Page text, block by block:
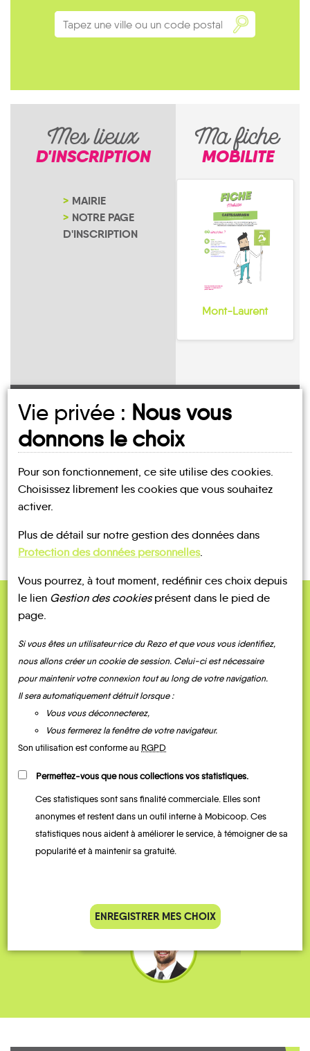
Mes lieux
D'INSCRIPTION
MAIRIE
NOTRE PAGE
D'INSCRIPTION
Ma fiche
MOBILITE
Mont-Laurent
UN AVIS, UN TÉMOIGNAGE
À PARTAGER ?
QUELQUES
Témoignages
Je vais bosser en train, mais le
parking de la gare est toujours
complet alors j’ai testé Rezo
Pouce. Comme ça marche
Vie privée : Nous vous
donnons le choix
Pour son fonctionnement, ce site utilise des cookies.
Choisissez librement les cookies que vous souhaitez
activer.
Plus de détail sur notre gestion des données dans
Protection des données personnelles.
Vous pourrez, à tout moment, redéfinir ces choix depuis
le lien Gestion des cookiesprésent dans le pied de
page.
Si vous êtes un utilisateur·rice du Rezo et que vous vous identifiez,
nous allons créer un cookie de session. Celui-ci est nécessaire
pour maintenir votre connexion tout au long de votre navigation.
Il sera automatiquement détruit lorsque :
Vous vous déconnecterez,
Vous fermerez la fenêtre de votre navigateur.
Son utilisation est conforme au RGPD
Permettez-vous que nous collections vos statistiques.
Ces statistiques sont sans finalité commerciale. Elles sont
anonymes et restent dans un outil interne à Mobicoop. Ces
statistiques nous aident à améliorer le service, à témoigner de sa
popularité et à maintenir sa gratuité.
ENREGISTRER MES CHOIX